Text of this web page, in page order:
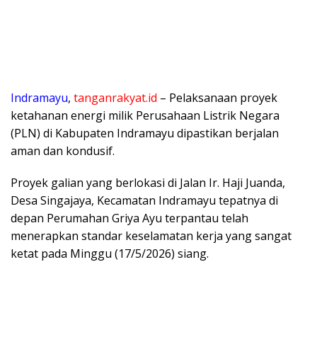
​Indramayu, tanganrakyat.id – Pelaksanaan proyek
ketahanan energi milik Perusahaan Listrik Negara
(PLN) di Kabupaten Indramayu dipastikan berjalan
aman dan kondusif.
Proyek galian yang berlokasi di Jalan Ir. Haji Juanda,
Desa Singajaya, Kecamatan Indramayu tepatnya di
depan Perumahan Griya Ayu terpantau telah
menerapkan standar keselamatan kerja yang sangat
ketat pada Minggu (17/5/2026) siang.